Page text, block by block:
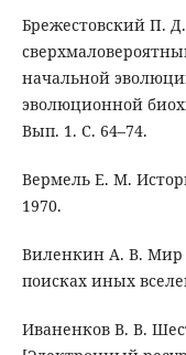
Брежестовский П.
начальной
эволюционной
Вып. 1. С. 64–74.
Вермель Е. М.
1970.
Виленкин А. В. Мир
поисках иных
Иваненков В. В.